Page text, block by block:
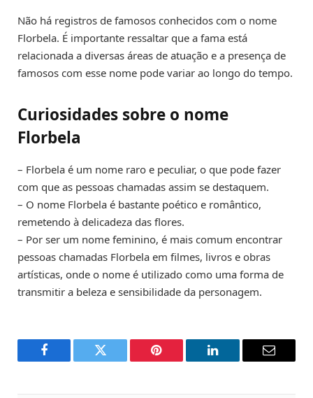
Não há registros de famosos conhecidos com o nome
Florbela. É importante ressaltar que a fama está
relacionada a diversas áreas de atuação e a presença de
famosos com esse nome pode variar ao longo do tempo.
Curiosidades sobre o nome
Florbela
– Florbela é um nome raro e peculiar, o que pode fazer
com que as pessoas chamadas assim se destaquem.
– O nome Florbela é bastante poético e romântico,
remetendo à delicadeza das flores.
– Por ser um nome feminino, é mais comum encontrar
pessoas chamadas Florbela em filmes, livros e obras
artísticas, onde o nome é utilizado como uma forma de
transmitir a beleza e sensibilidade da personagem.
Facebook Twitter Pinterest LinkedIn Email